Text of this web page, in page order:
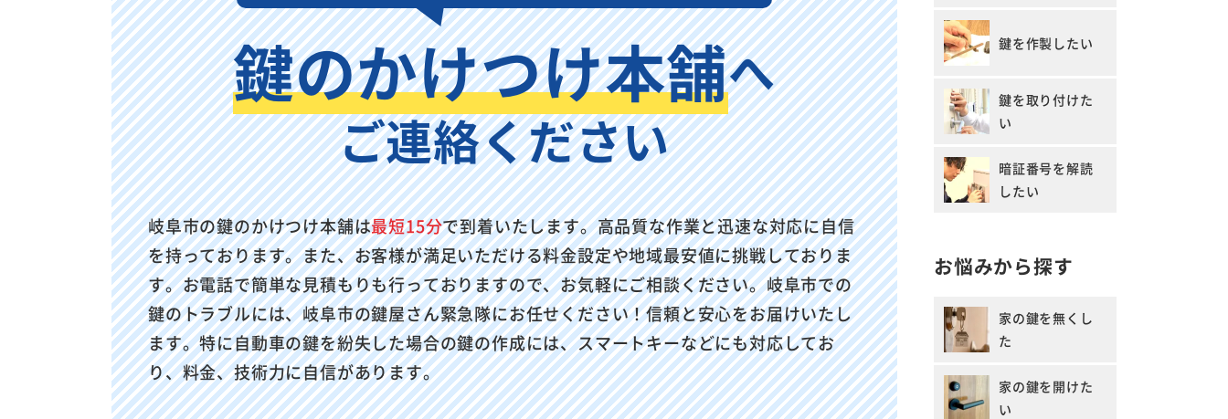
鍵のかけつけ本舗へ
ご連絡ください
岐阜市の鍵のかけつけ本舗は最短15分で到着いたします。高品質な作業と迅速な対応に自信
を持っております。また、お客様が満足いただける料金設定や地域最安値に挑戦しておりま
す。お電話で簡単な見積もりも行っておりますので、お気軽にご相談ください。岐阜市での
鍵のトラブルには、岐阜市の鍵屋さん緊急隊にお任せください！信頼と安心をお届けいたし
ます。特に自動車の鍵を紛失した場合の鍵の作成には、スマートキーなどにも対応してお
り、料金、技術力に自信があります。
鍵を作製したい
鍵を取り付けた
い
暗証番号を解読
したい
お悩みから探す
家の鍵を無くし
た
家の鍵を開けた
い